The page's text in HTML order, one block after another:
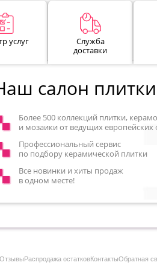
услуг
Служба
доставки
салон плитки
Более 500 коллекций плитки,
и мозаики от ведущих европейских
Профессиональный сервис
по подбору керамической плитки
Все новинки и хиты продаж
в одном месте!
ОтзывыРаспродажа остатковКонтактыОбратная